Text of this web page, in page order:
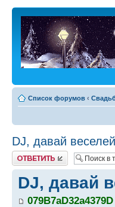
Список форумов ‹
DJ, давай
Ответить
DJ, давай
079B7aD32a4379D